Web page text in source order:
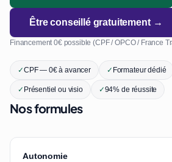
Être conseillé gratuitement →
Financement 0€ possible (CPF / OPCO / France
✓CPF — 0€ à avancer ✓Formateur dédié
✓Présentiel ou visio ✓94% de réussite
Nos formules
Autonomie